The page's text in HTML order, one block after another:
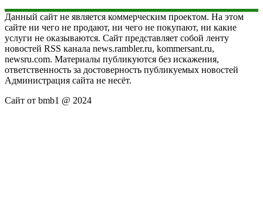
Данный сайт не является коммерческим проектом. На этом
сайте ни чего не продают, ни чего не покупают, ни какие
услуги не оказываются. Сайт представляет собой ленту
новостей RSS канала news.rambler.ru, kommersant.ru,
newsru.com. Материалы публикуются без искажения,
ответственность за достоверность публикуемых новостей
Администрация сайта не несёт.
Сайт от bmb1 @ 2024